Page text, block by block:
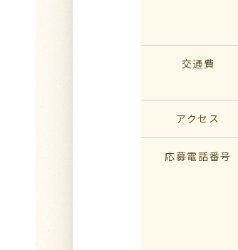
交通費
アクセス
応募電話番号